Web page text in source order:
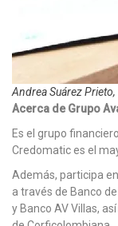
Andrea Suárez
Acerca de Grupo
Es el grupo
Credomatic es el
Además, participa
a través de Banco
y Banco AV Villas,